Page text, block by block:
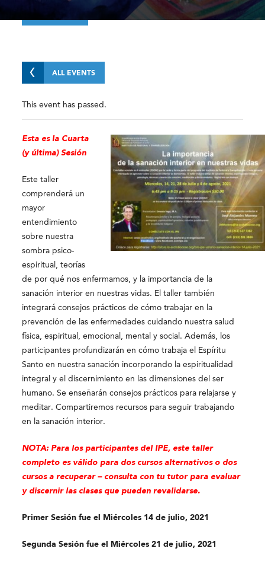
ALL EVENTS
This event has passed.
Esta es la Cuarta
(y última) Sesión
Este taller
comprenderá un
mayor
entendimiento
sobre nuestra
sombra psico-
espiritual, teorías
de por qué nos enfermamos, y la importancia de la
sanación interior en nuestras vidas. El taller también
integrará consejos prácticos de cómo trabajar en la
prevención de las enfermedades cuidando nuestra salud
física, espiritual, emocional, mental y social. Además, los
participantes profundizarán en cómo trabaja el Espíritu
Santo en nuestra sanación incorporando la espiritualidad
integral y el discernimiento en las dimensiones del ser
humano. Se enseñarán consejos prácticos para relajarse y
meditar. Compartiremos recursos para seguir trabajando
en la sanación interior.
NOTA: Para los participantes del IPE, este taller
completo es válido para dos cursos alternativos o dos
cursos a recuperar – consulta con tu tutor para evaluar
y discernir las clases que pueden revalidarse.
Primer Sesión fue el Miércoles 14 de julio, 2021
Segunda Sesión fue el Miércoles 21 de julio, 2021